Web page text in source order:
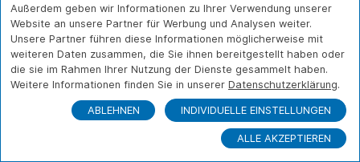
Über CAB
Karriere
Sponsoring
Partner
News
Kontakt
IMPRESSUM
DATENSCHUTZ
FERNWARTUNG
Außerdem geben wir Informationen zu Ihrer Verwendung unserer
Website an unsere Partner für Werbung und Analysen weiter.
Unsere Partner führen diese Informationen möglicherweise mit
weiteren Daten zusammen, die Sie ihnen bereitgestellt haben oder
die sie im Rahmen Ihrer Nutzung der Dienste gesammelt haben.
Weitere Informationen finden Sie in unserer Datenschutzerklärung.
ABLEHNEN INDIVIDUELLE EINSTELLUNGEN
ALLE AKZEPTIEREN